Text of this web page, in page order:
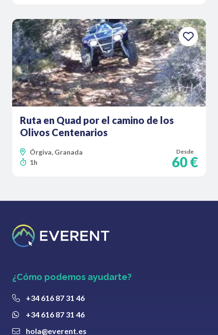
Ruta en Quad por el camino de los
Olivos Centenarios
Órgiva, Granada
1h
Desde
60 €
¿Cómo podemos ayudarte?
+34 616 87 31 46
+34 616 87 31 46
hola@everent.es